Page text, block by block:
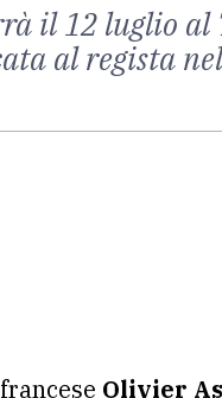
il 12 luglio al
al regista
Olivier